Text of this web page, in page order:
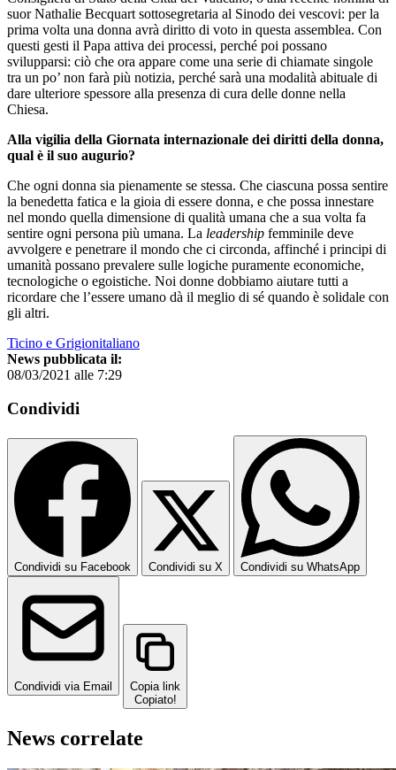
suor Nathalie Becquart sottosegretaria al Sinodo dei vescovi: per la
prima volta una donna avrà diritto di voto in questa assemblea. Con
questi gesti il Papa attiva dei processi, perché poi possano
svilupparsi: ciò che ora appare come una serie di chiamate singole
tra un po’ non farà più notizia, perché sarà una modalità abituale di
dare ulteriore spessore alla presenza di cura delle donne nella
Chiesa.
Alla vigilia della Giornata internazionale dei diritti della donna,
qual è il suo augurio?
Che ogni donna sia pienamente se stessa. Che ciascuna possa sentire
la benedetta fatica e la gioia di essere donna, e che possa innestare
nel mondo quella dimensione di qualità umana che a sua volta fa
sentire ogni persona più umana. La leadership femminile deve
avvolgere e penetrare il mondo che ci circonda, affinché i principi di
umanità possano prevalere sulle logiche puramente economiche,
tecnologiche o egoistiche. Noi donne dobbiamo aiutare tutti a
ricordare che l’essere umano dà il meglio di sé quando è solidale con
gli altri.
Ticino e Grigionitaliano
News pubblicata il:
08/03/2021 alle 7:29
Condividi
Condividi su Facebook Condividi su X Condividi su WhatsApp
Condividi via Email
Copia link
Copiato!
News correlate